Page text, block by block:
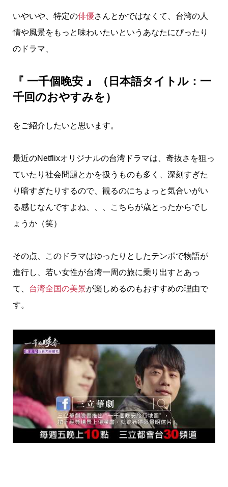
いやいや、特定の俳優さんとかではなくて、台湾の人
情や風景をもっと味わいたいというあなたにぴったり
のドラマ、
『 一千個晚安 』（日本語タイトル：一
千回のおやすみを）
をご紹介したいと思います。
最近のNetflixオリジナルの台湾ドラマは、奇抜さを狙っ
ていたり社会問題とかを扱うものも多く、深刻すぎた
り暗すぎたりするので、観るのにちょっと気合いがい
る感じなんですよね、、、こちらが歳とったからでし
ょうか（笑）
その点、このドラマはゆったりとしたテンポで物語が
進行し、若い女性が台湾一周の旅に乗り出すとあっ
て、 台湾全国の美景が楽しめるのもおすすめの理由で
す。